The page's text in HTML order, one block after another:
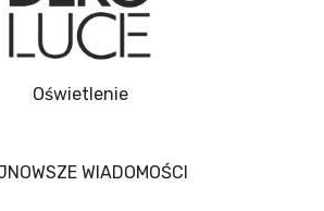
Oświetlenie
WIADOMOŚCI